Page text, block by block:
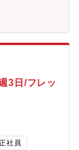
与する役割を
者アンケートの
関わることが
にも携わりた
を進めたい方
ージメント向
わりながら内
りの社会人と
の経験を起点
度で、基本的に
くことができ
リーダー・他法
3日/フレッ
社員